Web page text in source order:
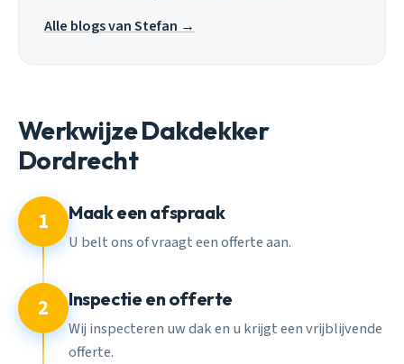
Alle blogs van Stefan →
Werkwijze Dakdekker
Dordrecht
1 Maak een afspraak
U belt ons of vraagt een offerte aan.
2 Inspectie en offerte
Wij inspecteren uw dak en u krijgt een vrijblijvende
offerte.